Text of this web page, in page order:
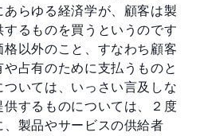
らゆる経済学が、顧客は製
るものを買うというのです
以外のこと、すなわち顧客
占有のために支払うものと
ついては、いっさい言及しな
供するものについては、２度
製品やサービスの供給者